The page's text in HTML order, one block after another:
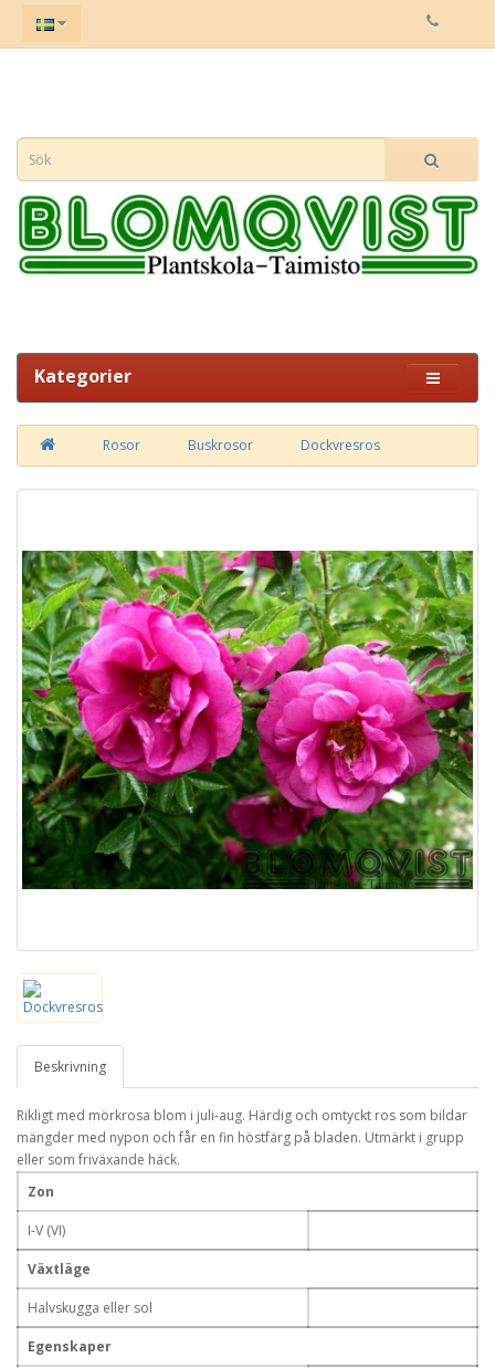
Kategorier
Rosor Buskrosor Dockvresros
Beskrivning
Rikligt med mörkrosa blom i juli-aug. Härdig och omtyckt ros som bildar
mängder med nypon och får en fin höstfärg på bladen. Utmärkt i grupp
eller som friväxande häck.
Zon
I-V (VI)
Växtläge
Halvskugga eller sol
Egenskaper